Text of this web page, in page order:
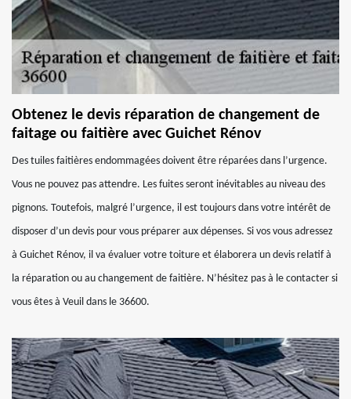
Obtenez le devis réparation de changement de
faitage ou faitière avec Guichet Rénov
Des tuiles faitières endommagées doivent être réparées dans l’urgence.
Vous ne pouvez pas attendre. Les fuites seront inévitables au niveau des
pignons. Toutefois, malgré l’urgence, il est toujours dans votre intérêt de
disposer d’un devis pour vous préparer aux dépenses. Si vos vous adressez
à Guichet Rénov, il va évaluer votre toiture et élaborera un devis relatif à
la réparation ou au changement de faitière. N’hésitez pas à le contacter si
vous êtes à Veuil dans le 36600.